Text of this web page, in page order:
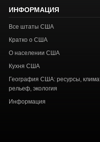
ИНФОРМАЦИЯ
Все штаты США
Кратко о США
О населении США
Кухня США
География США: ресурсы,
рельеф, экология
Информация